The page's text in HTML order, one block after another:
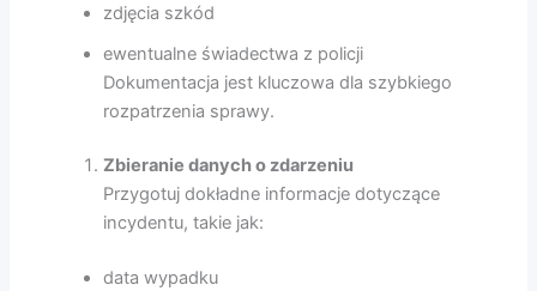
zdjęcia szkód
ewentualne świadectwa z policji
Dokumentacja jest kluczowa dla szybkiego
rozpatrzenia sprawy.
Zbieranie danych o zdarzeniu
Przygotuj dokładne informacje dotyczące
incydentu, takie jak:
data wypadku